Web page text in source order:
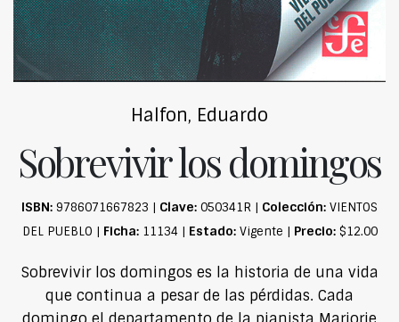
Halfon, Eduardo
Sobrevivir los domingos
ISBN: 9786071667823 | Clave: 050341R | Colección: VIENTOS
DEL PUEBLO | Ficha:11134 | Estado:Vigente | Precio:$12.00
Sobrevivir los domingos es la historia de una vida
que continua a pesar de las pérdidas. Cada